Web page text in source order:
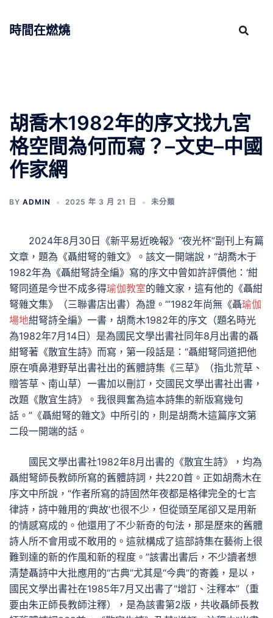
時間在燃燒
胡喬木1982年的序文找九宮
格空間為何而寫？–文史–中國
作家網
BY ADMIN 2025 年 3 月 21 日 未分類
2024年8月30日《新平易近晚報》“夜光杯”副刊上有篇
文章，題為《聶紺弩的雜文》。該文一開端說，“胡喬木于
1982年為《聶紺弩詩全編》寫的序文中曾如許評價他：‘紺
弩同道是今世不成多得瑜伽教室的雜文家，這有他的《聶紺
弩雜文集》（三聯書店出書）為證。’”1982年尚無《聶瑜伽
場地紺弩詩全編》一書，胡喬木1982年的序文（題名時光
為1982年7月14日）是為國民文學出書社同年8月出書的聶
紺弩著《散宜生詩》而寫，第一段話是：“聶紺弩同道把他
原在噴鼻港野草出書社出的舊體詩集《三草》（指北荒草、
贈答草、南山草）一書加以刪訂，交國民文學出書社出書，
改題《散宜生詩》。我很興奮為這本詩集的新版寫幾句
話。”《聶紺弩的雜文》中所引的，則是胡喬木這篇序文第
二段一開端的話。
國民文學出書社1982年8月出書的《散宜生詩》，均為
聶紺弩師長教師所寫的舊體詩詞，共220首。正如胡喬木在
序文中所說，“作者所寫的詩固然年夜都是格律完全的七言
律詩，詩中雜用的‘典故’也很不少，但從頭至尾卻又是用新
的情感寫成的。他還用了不少新奇的句法，那是歷來的舊體
詩人所不會用或不敢用的。這就構成了這部詩集在藝術上很
難到達的新的作風和新的程度。”該書出書后，不少讀者想
清楚聶詩中大批應用的“古典”尤其是“今典”的寄義，是以，
國民文學出書社在1985年7月又出書了“增訂、注釋本”（重
要由朱正師長教師注釋），是為該書第2版，共收聶師長教